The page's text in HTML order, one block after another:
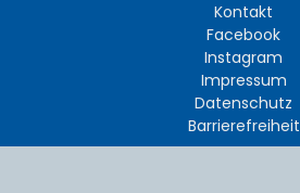
Kontakt
Facebook
Instagram
Impressum
Datenschutz
Barrierefreiheit